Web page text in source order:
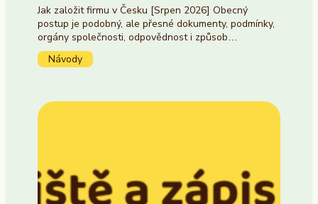
Jak založit firmu v Česku [Srpen 2026] Obecný
postup je podobný, ale přesné dokumenty, podmínky,
orgány společnosti, odpovědnost i způsob…
Návody